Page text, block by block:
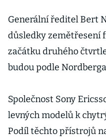
Generální ředitel Bert
důsledky zemětřesení
začátku druhého
budou podle
Společnost Sony
levných modelů k
Podíl těchto přístrojů